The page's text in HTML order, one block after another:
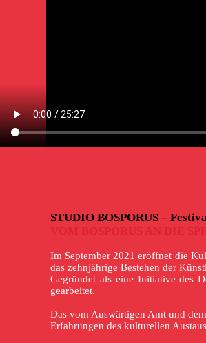
STUDIO BOSPORUS –
Im September 2021 eröffnet die
das zehnjährige Bestehen der
Gegründet als eine Initiative des
gearbeitet.
Das vom Auswärtigen Amt und
Erfahrungen des kulturellen